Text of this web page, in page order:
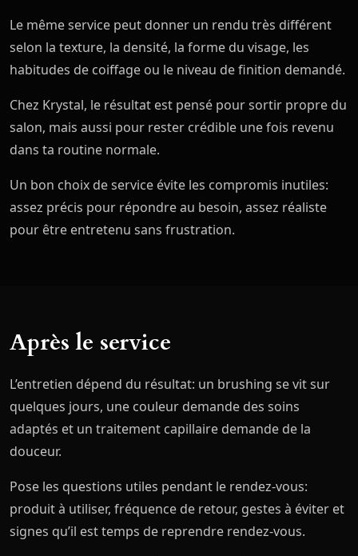
Le même service peut donner un rendu très différent
selon la texture, la densité, la forme du visage, les
habitudes de coiffage ou le niveau de finition demandé.
Chez Krystal, le résultat est pensé pour sortir propre du
salon, mais aussi pour rester crédible une fois revenu
dans ta routine normale.
Un bon choix de service évite les compromis inutiles:
assez précis pour répondre au besoin, assez réaliste
pour être entretenu sans frustration.
Après le service
L’entretien dépend du résultat: un brushing se vit sur
quelques jours, une couleur demande des soins
adaptés et un traitement capillaire demande de la
douceur.
Pose les questions utiles pendant le rendez-vous:
produit à utiliser, fréquence de retour, gestes à éviter et
signes qu’il est temps de reprendre rendez-vous.